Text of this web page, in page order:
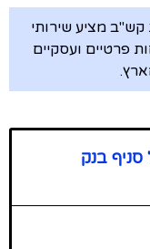
מציע שירותי
פרטיים ועסקיים
בנק